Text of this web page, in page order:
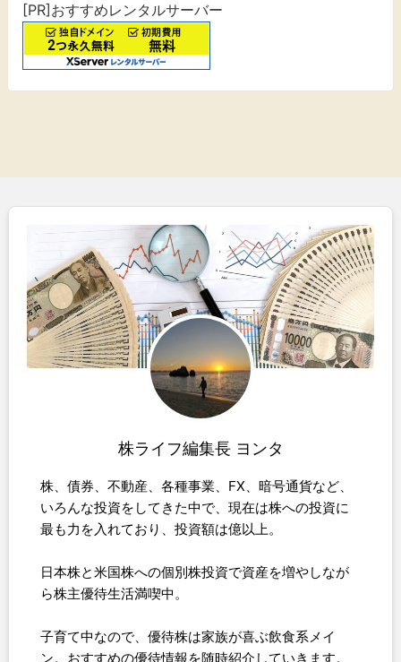
[PR]おすすめレンタルサーバー
株ライフ編集長 ヨンタ
株、債券、不動産、各種事業、FX、暗号通貨など、
いろんな投資をしてきた中で、現在は株への投資に
最も力を入れており、投資額は億以上。
日本株と米国株への個別株投資で資産を増やしなが
ら株主優待生活満喫中。
子育て中なので、優待株は家族が喜ぶ飲食系メイ
ン。おすすめの優待情報を随時紹介していきます。